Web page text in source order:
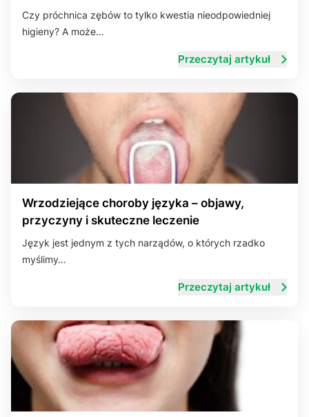
Czy próchnica zębów to tylko kwestia nieodpowiedniej
higieny? A może…
Przeczytaj artykuł
Wrzodziejące choroby języka – objawy,
przyczyny i skuteczne leczenie
Język jest jednym z tych narządów, o których rzadko
myślimy…
Przeczytaj artykuł